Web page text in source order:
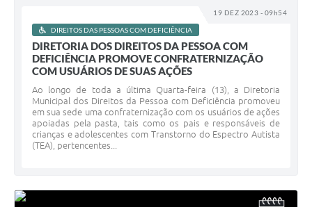
19 DEZ 2023 - 09h54
DIREITOS DAS PESSOAS COM DEFICIÊNCIA
DIRETORIA DOS DIREITOS DA PESSOA COM
DEFICIÊNCIA PROMOVE CONFRATERNIZAÇÃO
COM USUÁRIOS DE SUAS AÇÕES
Ao longo de toda a última Quarta-feira (13), a Diretoria
Municipal dos Direitos da Pessoa com Deficiência promoveu
em sua sede uma confraternização com os usuários de ações
apoiadas pela pasta, tais como os pais e responsáveis de
crianças e adolescentes com Transtorno do Espectro Autista
(TEA), pertencentes...